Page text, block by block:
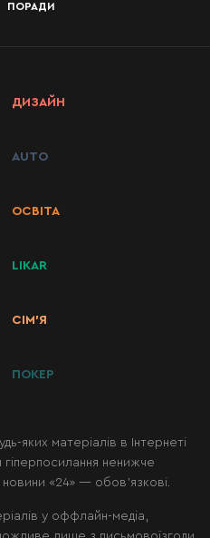
ПОРАДИ
ДИЗАЙН
AUTO
ОСВІТА
LIKAR
СІМ’Я
ПОКЕР
яких матеріалів в Інтернеті
гіперпосилання ненижче
«24» — обов’язкові.
у оффлайн-медіа,